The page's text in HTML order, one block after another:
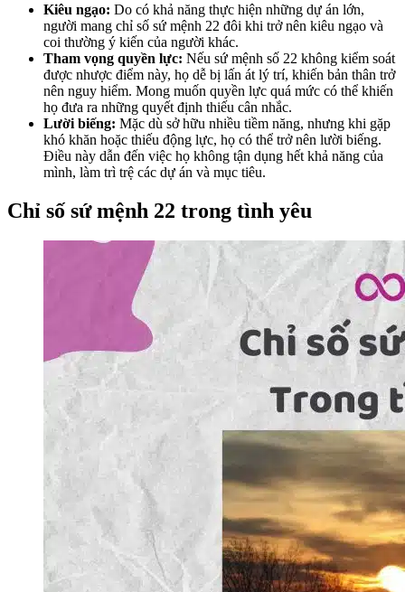
Kiêu ngạo: Do có khả năng thực hiện những dự án lớn,
người mang chỉ số sứ mệnh 22 đôi khi trở nên kiêu ngạo và
coi thường ý kiến của người khác.
Tham vọng quyền lực: Nếu sứ mệnh số 22 không kiểm soát
được nhược điểm này, họ dễ bị lấn át lý trí, khiến bản thân trở
nên nguy hiểm. Mong muốn quyền lực quá mức có thể khiến
họ đưa ra những quyết định thiếu cân nhắc.
Lười biếng: Mặc dù sở hữu nhiều tiềm năng, nhưng khi gặp
khó khăn hoặc thiếu động lực, họ có thể trở nên lười biếng.
Điều này dẫn đến việc họ không tận dụng hết khả năng của
mình, làm trì trệ các dự án và mục tiêu.
Chỉ số sứ mệnh 22 trong tình yêu